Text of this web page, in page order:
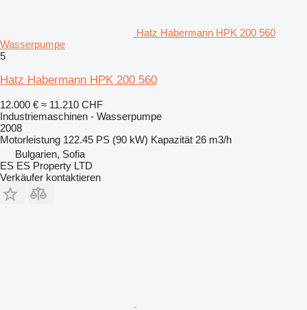
Hatz Habermann HPK 200 560
Wasserpumpe
5
Hatz Habermann HPK 200 560
12.000 € ≈ 11.210 CHF
Industriemaschinen - Wasserpumpe
2008
Motorleistung 122.45 PS (90 kW) Kapazität 26 m3/h
Bulgarien, Sofia
ES ES Property LTD
Verkäufer kontaktieren